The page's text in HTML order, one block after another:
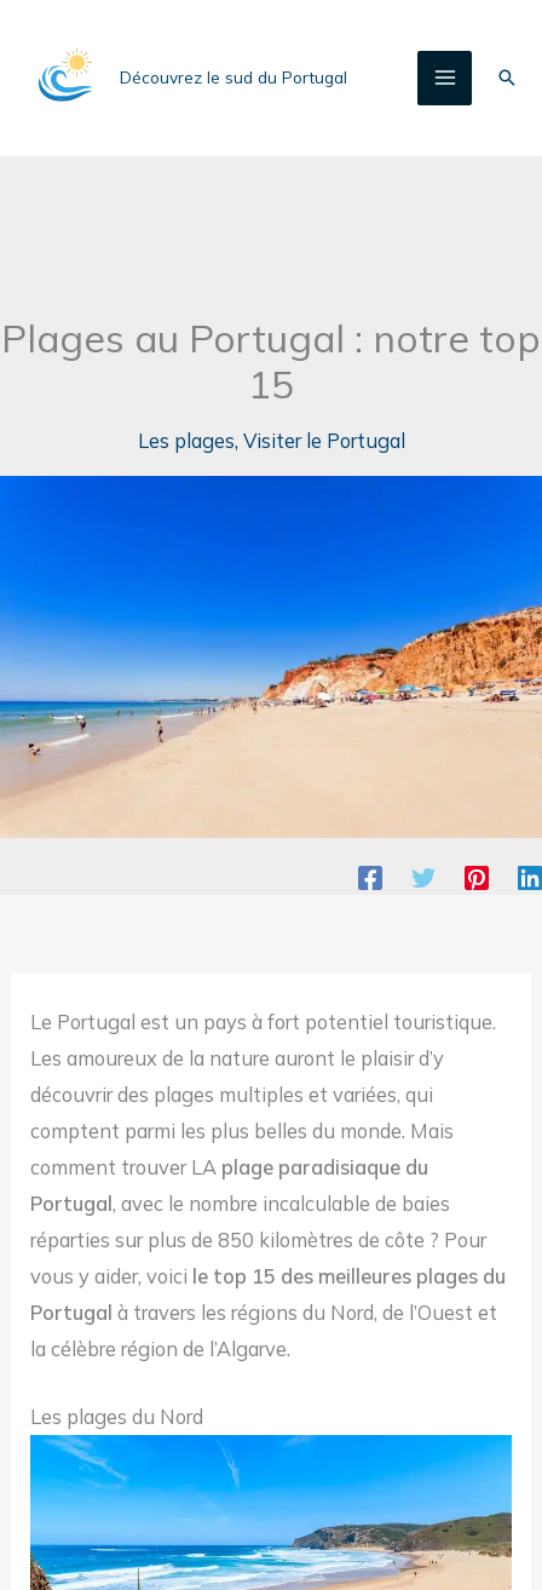
contenu
Découvrez le sud du Portugal
Plages au Portugal : notre top
15
Les plages, Visiter le Portugal
Le Portugal est un pays à fort potentiel touristique.
Les amoureux de la nature auront le plaisir d’y
découvrir des plages multiples et variées, qui
comptent parmi les plus belles du monde. Mais
comment trouver LA plage paradisiaque du
Portugal, avec le nombre incalculable de baies
réparties sur plus de 850 kilomètres de côte ? Pour
vous y aider, voici le top 15 des meilleures plages du
Portugal à travers les régions du Nord, de l’Ouest et
la célèbre région de l’Algarve.
Les plages du Nord